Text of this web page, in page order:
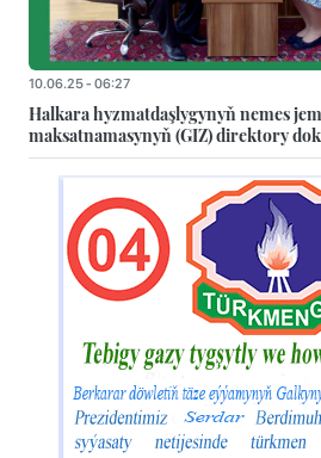
10.06.25 - 06:27
Halkara hyzmatdaşlygynyň nemes
maksatnamasynyň (GIZ) direktory